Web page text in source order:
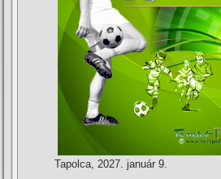
Tapolca, 2027. január 9.